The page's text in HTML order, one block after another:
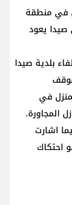
في منطقة
صيدا يعود
بلدية صيدا
في
المجاورة.
اشارت
احتكاك